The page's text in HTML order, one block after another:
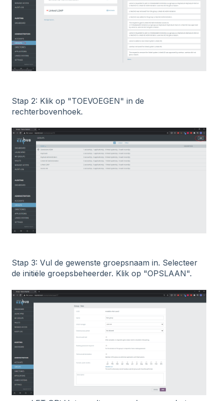
Stap 2: Klik op "TOEVOEGEN" in de
rechterbovenhoek.
Stap 3: Vul de gewenste groepsnaam in. Selecteer
de initiële groepsbeheerder. Klik op "OPSLAAN".